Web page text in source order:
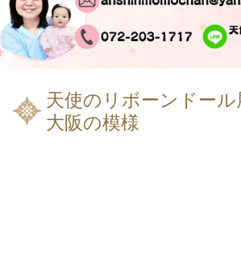
天使のリボーンドール
大阪の模様